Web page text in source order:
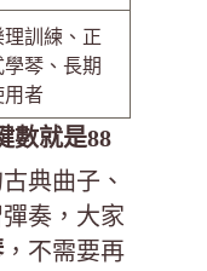
理訓練、正
學琴、長期
用者
數就是88
典曲子、
奏，大家
，不需要再